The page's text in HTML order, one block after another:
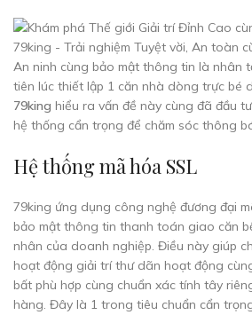
An ninh cùng bảo mật thông tin là nhân
tiên lúc thiết lập 1 căn nhà dòng trực bé
79king hiểu ra vấn đề này cùng đã đầu
hệ thống cẩn trọng để chăm sóc thông
Hệ thống mã hóa SSL
79king ứng dụng công nghệ đương đại
bảo mật thông tin thanh toán giao căn
nhân của doanh nghiệp. Điều này giúp
hoạt động giải trí thư dãn hoạt động
bất phù hợp cùng chuẩn xác tính tây
hàng. Đây là 1 trong tiêu chuẩn cẩn